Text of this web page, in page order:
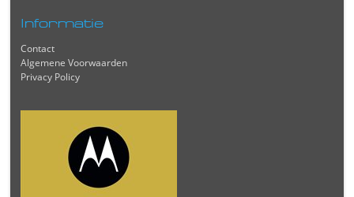
Informatie
Contact
Algemene Voorwaarden
Privacy Policy